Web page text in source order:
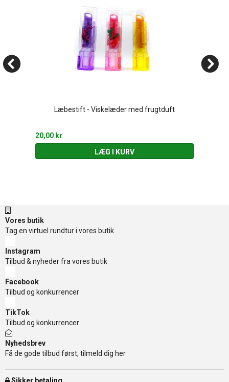
Læbestift - Viskelæder med frugtduft
20,00 kr
LÆG I KURV
Vores butik
Tag en virtuel rundtur i vores butik
Instagram
Tilbud & nyheder fra vores butik
Facebook
Tilbud og konkurrencer
TikTok
Tilbud og konkurrencer
Nyhedsbrev
Få de gode tilbud først, tilmeld dig her